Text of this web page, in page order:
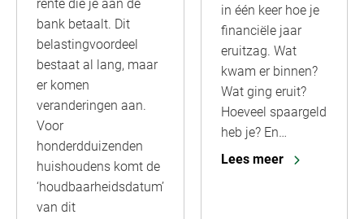
rente die je aan de
bank betaalt. Dit
belastingvoordeel
bestaat al lang, maar
er komen
veranderingen aan.
Voor
honderdduizenden
huishoudens komt de
‘houdbaarheidsdatum’
van dit
in één keer hoe je
financiële jaar
eruitzag. Wat
kwam er binnen?
Wat ging eruit?
Hoeveel spaargeld
heb je? En…
Lees meer